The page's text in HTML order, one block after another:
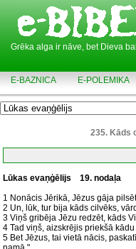
Grēka alga ir nāve, bet Dieva
E-BAZNICA E-POLEMIKA
235. Kāds
Lūkas evaņģēlijs
19. nodaļa
1 Nonācis Jērikā, Jēzus gāja
2 Un, lūk, tur bija kāds cilvēks,
3 Viņš gribēja Jēzu redzēt, kāds
4 Tad viņš, aizskrējis priekšā
5 Bet Jēzus, tai vietā nācis,